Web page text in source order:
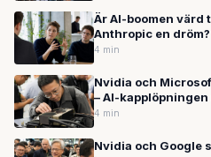
Är AI-boomen värd
Anthropic en dröm?
4 min
Nvidia och
– AI-
4 min
Nvidia och Google